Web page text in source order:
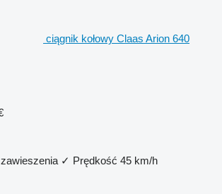
ciągnik kołowy Claas Arion 640
✓ Prędkość 45 km/h